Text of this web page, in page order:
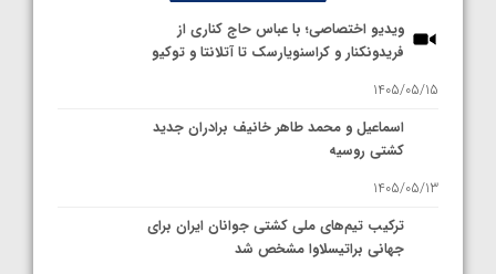
ویدیو اختصاصی؛ با عباس حاج کناری از
فریدونکنار و کراسنویارسک تا آتلانتا و توکیو
1405/05/15
اسماعیل و محمد طاهر خانیف برادران جدید
کشتی روسیه
1405/05/13
ترکیب تیم‌های ملی کشتی جوانان ایران برای
جهانی براتیسلاوا مشخص شد